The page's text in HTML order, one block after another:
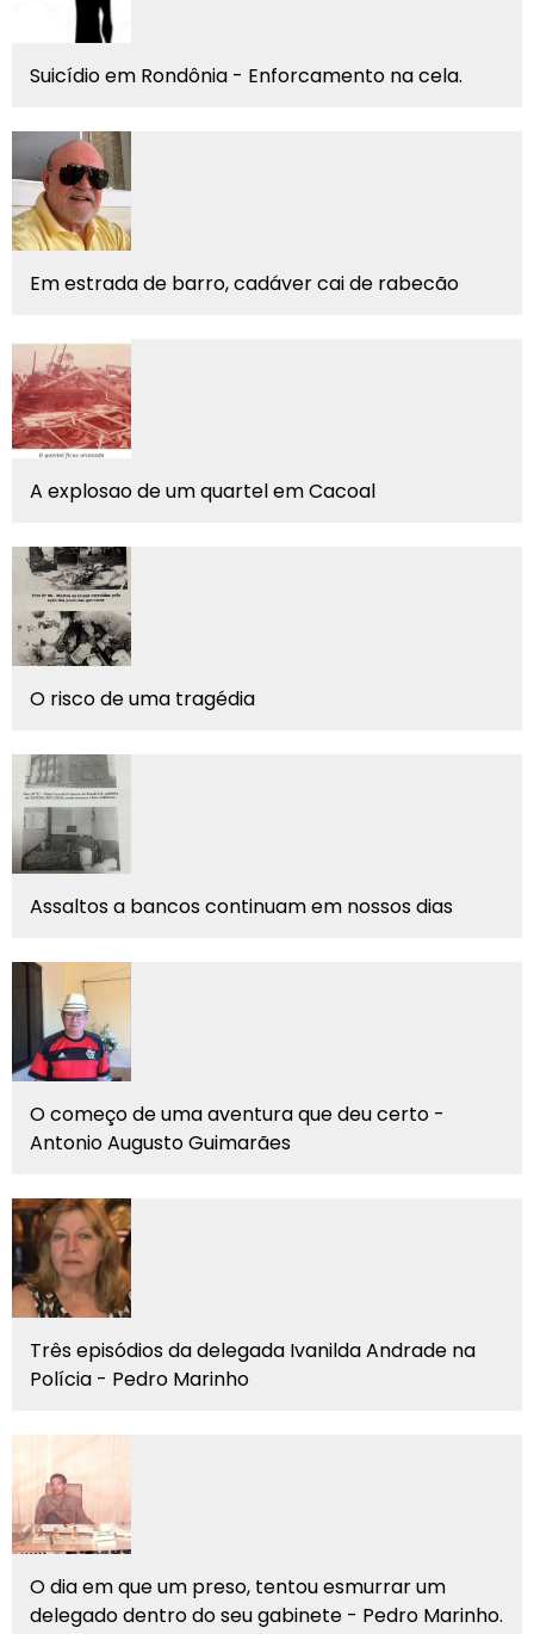
Suicídio em Rondônia - Enforcamento na cela.
Em estrada de barro, cadáver cai de rabecão
A explosao de um quartel em Cacoal
O risco de uma tragédia
Assaltos a bancos continuam em nossos dias
O começo de uma aventura que deu certo -
Antonio Augusto Guimarães
Três episódios da delegada Ivanilda Andrade na
Polícia - Pedro Marinho
O dia em que um preso, tentou esmurrar um
delegado dentro do seu gabinete - Pedro Marinho.